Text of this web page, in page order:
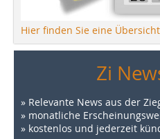
Hier finden Sie eine
Zi
» Relevante News aus der
» monatliche
» kostenlos und jederzeit